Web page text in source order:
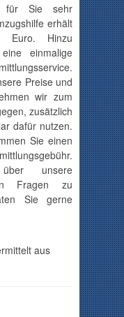
Sie sehr
erhält
Euro. Hinzu
einmalige
Preise und
wir zum
zusätzlich
dafür nutzen.
Sie einen
unsere
Fragen zu
Sie gerne
aus